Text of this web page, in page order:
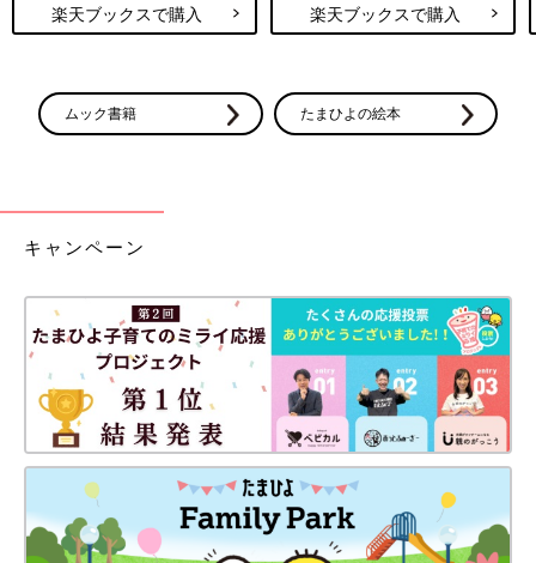
[マォ]
静岡の田舎町在住。
末っ子次女は、あっという間に幼稚園児に！妊娠・育児の記録を
（インスタグラム）にて公開中。
Twitter／@maoppachi
webサイト／maoppachi
前の話
♪[10年ぶりに出産し
ました#205]
一覧
次の話
[10年ぶりに出産しまし
た#207]
楽天ブックスで購入 楽天ブックスで購入
ムック書籍 たまひよの絵本
キャンペーン